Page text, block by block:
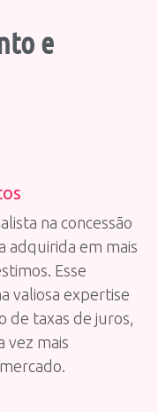
e
na concessão
adquirida em mais
Esse
valiosa expertise
de taxas de juros,
vez mais